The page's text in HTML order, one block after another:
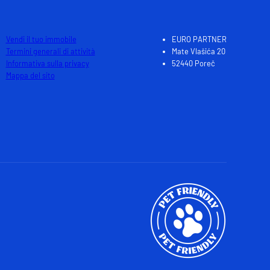
Vendi il tuo immobile
Termini generali di attività
Informativa sulla privacy
Mappa del sito
EURO PARTNER
Mate Vlašića 20
52440 Poreč